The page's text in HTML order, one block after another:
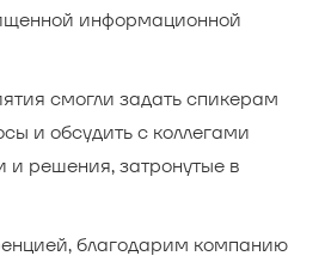
информационной
смогли задать спикерам
и обсудить с коллегами
и решения, затронутые в
благодарим компанию